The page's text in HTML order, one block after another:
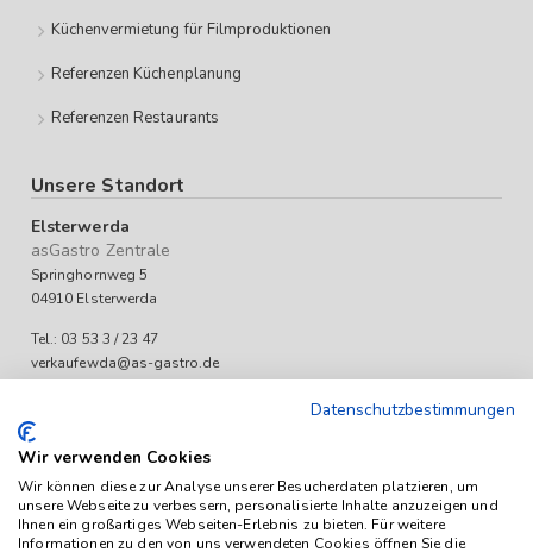
Küchenvermietung für Filmproduktionen
Referenzen Küchenplanung
Referenzen Restaurants
Unsere Standort
Elsterwerda
asGastro Zentrale
Springhornweg 5
04910 Elsterwerda
Tel.: 03 53 3 / 23 47
verkaufewda@as-gastro.de
Mo-Fr 09:00 bis 17:00 Uhr
Datenschutzbestimmungen
Wir verwenden Cookies
Wir können diese zur Analyse unserer Besucherdaten platzieren, um
unsere Webseite zu verbessern, personalisierte Inhalte anzuzeigen und
Ihnen ein großartiges Webseiten-Erlebnis zu bieten. Für weitere
Informationen zu den von uns verwendeten Cookies öffnen Sie die